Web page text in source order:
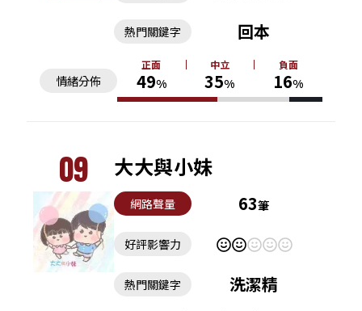
情緒分佈
正面
49%
中立
35%
負面
16%
熱門關鍵字 回本
09 大大與小妹
網路聲量 63筆
好評影響力
熱門關鍵字 洗潔精